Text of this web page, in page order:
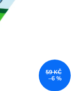
59 KČ
–6 %